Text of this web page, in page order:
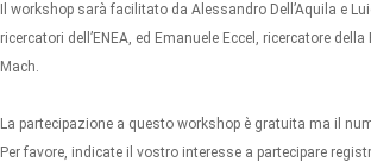
Il workshop sarà facilitato da Alessandro Dell’Aquila e
ricercatori dell’ENEA, ed Emanuele Eccel, ricercatore
Mach.
La partecipazione a questo workshop è gratuita ma il
Per favore, indicate il vostro interesse a partecipare